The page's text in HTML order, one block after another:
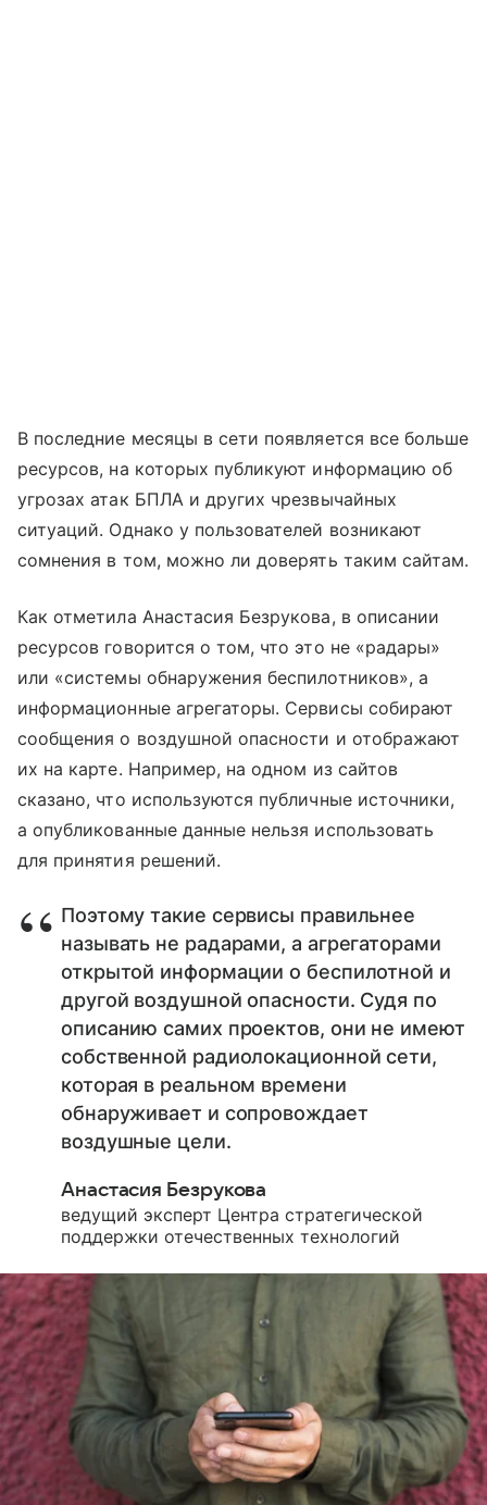
В последние месяцы в сети появляется все больше
ресурсов, на которых публикуют информацию об
угрозах атак БПЛА и других чрезвычайных
ситуаций. Однако у пользователей возникают
сомнения в том, можно ли доверять таким сайтам.
Как отметила Анастасия Безрукова, в описании
ресурсов говорится о том, что это не «радары»
или «системы обнаружения беспилотников», а
информационные агрегаторы. Сервисы собирают
сообщения о воздушной опасности и отображают
их на карте. Например, на одном из сайтов
сказано, что используются публичные источники,
а опубликованные данные нельзя использовать
для принятия решений.
Поэтому такие сервисы правильнее
называть не радарами, а агрегаторами
открытой информации о беспилотной и
другой воздушной опасности. Судя по
описанию самих проектов, они не имеют
собственной радиолокационной сети,
которая в реальном времени
обнаруживает и сопровождает
воздушные цели.
Анастасия Безрукова
ведущий эксперт Центра стратегической
поддержки отечественных технологий